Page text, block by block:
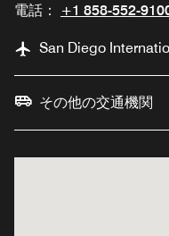
電話：
+1 858-552-
San Diego
その他の交通機関